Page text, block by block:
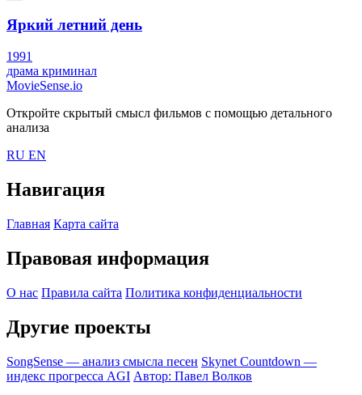
Яркий летний день
1991
драма криминал
MovieSense.io
Откройте скрытый смысл фильмов с помощью детального
анализа
RU EN
Навигация
Главная Карта сайта
Правовая информация
О нас Правила сайта Политика конфиденциальности
Другие проекты
SongSense — анализ смысла песен Skynet Countdown —
индекс прогресса AGI Автор: Павел Волков